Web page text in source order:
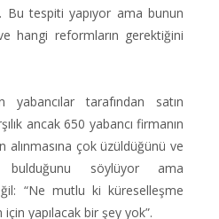
Bu tespiti yapıyor ama bunun
hangi reformların gerektiğini
yabancılar tarafından satın
ancak 650 yabancı firmanın
alınmasına çok üzüldüğünü ve
bulduğunu söylüyor ama
“Ne mutlu ki küreselleşme
yapılacak bir şey yok”.